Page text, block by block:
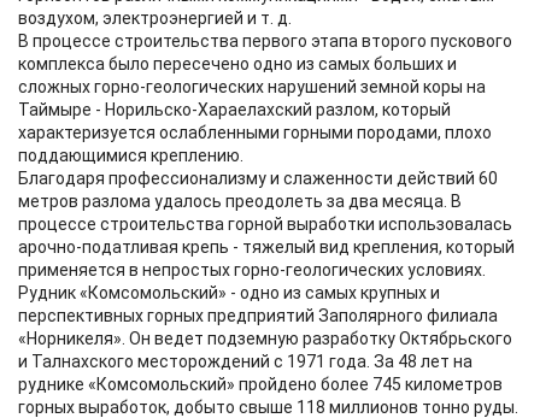
воздухом, электроэнергией и т. д.
В процессе строительства первого этапа второго пускового
комплекса было пересечено одно из самых больших и
сложных горно-геологических нарушений земной коры на
Таймыре - Норильско-Хараелахский разлом, который
характеризуется ослабленными горными породами, плохо
поддающимися креплению.
Благодаря профессионализму и слаженности действий 60
метров разлома удалось преодолеть за два месяца. В
процессе строительства горной выработки использовалась
арочно-податливая крепь - тяжелый вид крепления, который
применяется в непростых горно-геологических условиях.
Рудник «Комсомольский» - одно из самых крупных и
перспективных горных предприятий Заполярного филиала
«Норникеля». Он ведет подземную разработку Октябрьского
и Талнахского месторождений с 1971 года. За 48 лет на
руднике «Комсомольский» пройдено более 745 километров
горных выработок, добыто свыше 118 миллионов тонно руды.